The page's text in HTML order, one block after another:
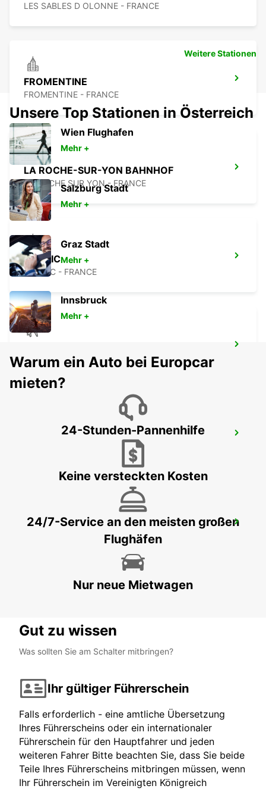
LES SABLES D OLONNE - FRANCE
FROMENTINE
FROMENTINE - FRANCE
LA ROCHE-SUR-YON BAHNHOF
LA ROCHE SUR YON - FRANCE
PORNIC
PORNIC - FRANCE
BOUGUENAIS - FRANCE
NANTES CHANTENAY
NANTES ZENTRUM
Weitere Stationen
Unsere Top Stationen in Österreich
Wien Flughafen
Mehr +
Salzburg Stadt
Mehr +
Graz Stadt
Mehr +
Innsbruck
Mehr +
Warum ein Auto bei Europcar
mieten?
24-Stunden-Pannenhilfe
Keine versteckten Kosten
24/7-Service an den meisten großen
Flughäfen
Nur neue Mietwagen
Gut zu wissen
Was sollten Sie am Schalter mitbringen?
Ihr gültiger Führerschein
Falls erforderlich - eine amtliche Übersetzung
Ihres Führerscheins oder ein internationaler
Führerschein für den Hauptfahrer und jeden
weiteren Fahrer Bitte beachten Sie, dass Sie beide
Teile Ihres Führerscheins mitbringen müssen, wenn
Ihr Führerschein im Vereinigten Königreich